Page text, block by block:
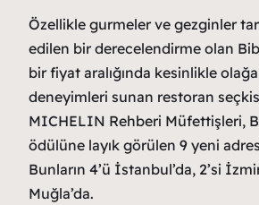
Özellikle gurmeler ve gezginler
edilen bir derecelendirme olan
bir fiyat aralığında kesinlikle
deneyimleri sunan restoran
MICHELIN Rehberi Müfettişleri,
ödülüne layık görülen 9 yeni
Bunların 4’ü İstanbul’da, 2’si
Muğla’da.